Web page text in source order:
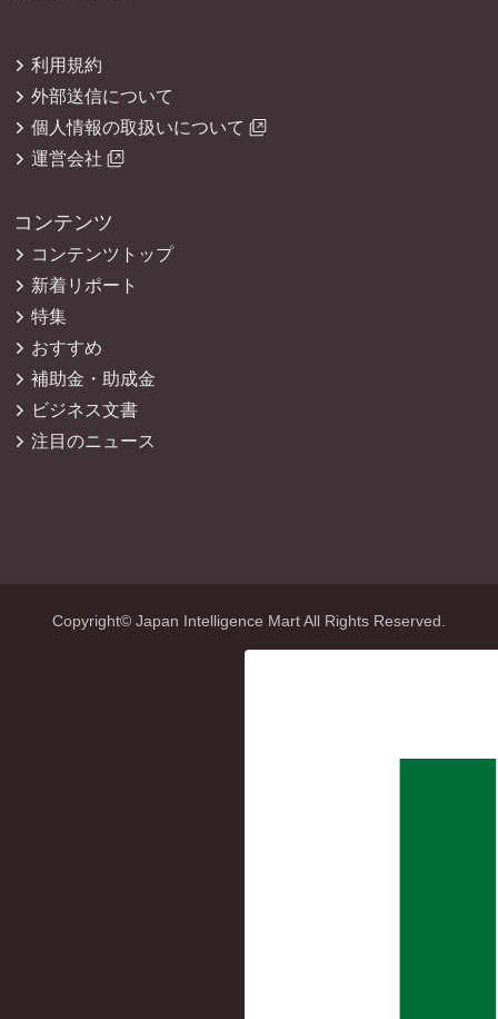
利用規約
外部送信について
個人情報の取扱いについて
運営会社
コンテンツ
コンテンツトップ
新着リポート
特集
おすすめ
補助金・助成金
ビジネス文書
注目のニュース
Copyright© Japan Intelligence Mart All Rights Reserved.